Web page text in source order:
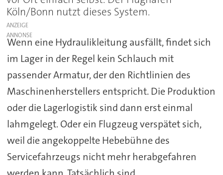
Köln/Bonn nutzt dieses System.
ANZEIGE
Wenn eine Hydraulikleitung ausfällt, findet sich
im Lager in der Regel kein Schlauch mit
passender Armatur, der den Richtlinien des
Maschinenherstellers entspricht. Die Produktion
oder die Lagerlogistik sind dann erst einmal
lahmgelegt. Oder ein Flugzeug verspätet sich,
weil die angekoppelte Hebebühne des
Servicefahrzeugs nicht mehr herabgefahren